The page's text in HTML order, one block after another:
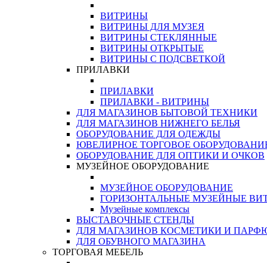
ВИТРИНЫ
ВИТРИНЫ ДЛЯ МУЗЕЯ
ВИТРИНЫ СТЕКЛЯННЫЕ
ВИТРИНЫ ОТКРЫТЫЕ
ВИТРИНЫ С ПОДСВЕТКОЙ
ПРИЛАВКИ
ПРИЛАВКИ
ПРИЛАВКИ - ВИТРИНЫ
ДЛЯ МАГАЗИНОВ БЫТОВОЙ ТЕХНИКИ
ДЛЯ МАГАЗИНОВ НИЖНЕГО БЕЛЬЯ
ОБОРУДОВАНИЕ ДЛЯ ОДЕЖДЫ
ЮВЕЛИРНОЕ ТОРГОВОЕ
ОБОРУДОВАНИЕ ДЛЯ ОПТИКИ И ОЧКОВ
МУЗЕЙНОЕ ОБОРУДОВАНИЕ
МУЗЕЙНОЕ ОБОРУДОВАНИЕ
ГОРИЗОНТАЛЬНЫЕ МУЗЕЙНЫЕ
Музейные комплексы
ВЫСТАВОЧНЫЕ СТЕНДЫ
ДЛЯ МАГАЗИНОВ КОСМЕТИКИ И
ДЛЯ ОБУВНОГО МАГАЗИНА
ТОРГОВАЯ МЕБЕЛЬ